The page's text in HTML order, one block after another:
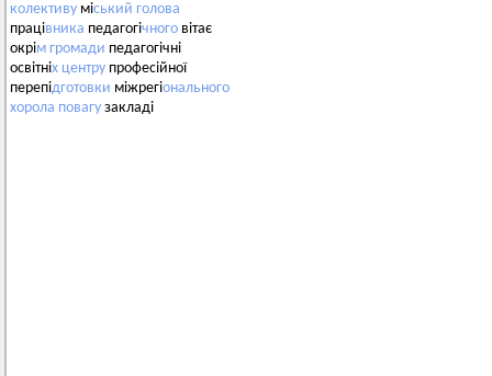
колективу міський голова
працівника педагогічного вітає
окрім громади педагогічні
освітніх центру професійної
перепідготовки міжрегіонального
хорола повагу закладі